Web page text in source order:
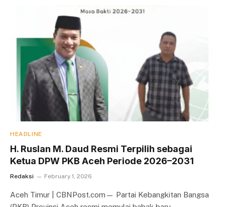
HEADLINE
H. Ruslan M. Daud Resmi Terpilih sebagai
Ketua DPW PKB Aceh Periode 2026–2031
Redaksi February 1, 2026
Aceh Timur | CBNPost.com— Partai Kebangkitan Bangsa